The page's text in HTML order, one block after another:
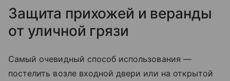
Защита прихожей и веранды
от уличной грязи
Самый очевидный способ использования —
постелить возле входной двери или на открытой